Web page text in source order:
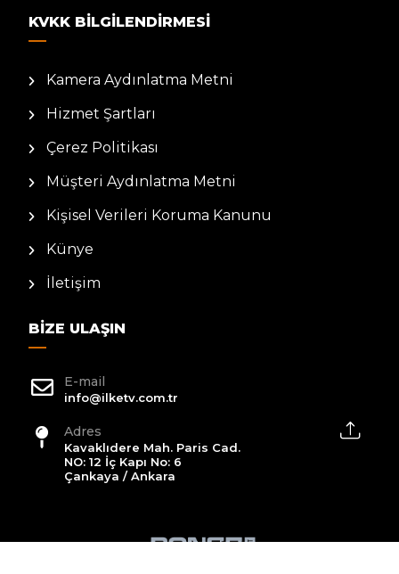
KVKK BILGILENDIRMESI
Kamera Aydınlatma Metni
Hizmet Şartları
Çerez Politikası
Müşteri Aydınlatma Metni
Kişisel Verileri Koruma Kanunu
Künye
İletişim
BIZE ULAŞIN
E-mail
info@ilketv.com.tr
Adres
Kavaklıdere Mah. Paris Cad.
NO: 12 İç Kapı No: 6
Çankaya / Ankara